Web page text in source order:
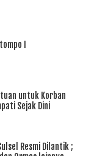
I
untuk Korban
Sejak Dini
Resmi Dilantik ;